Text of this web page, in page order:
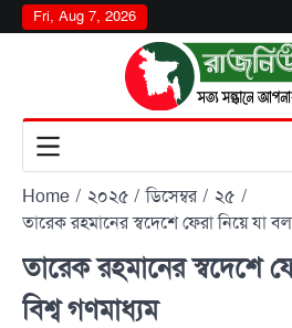
Skip
to
Fri, Aug 7, 2026
Home ২০২৫ ডিসেম্বর
২৫
তারেক রহমানের স্বদেশে ফেরা নিয়ে যা
তারেক রহমানের স্বদেশে
বিশ্ব গণমাধ্যম